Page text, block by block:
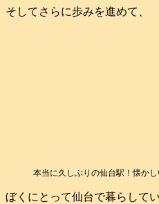
そしてさらに歩みを進めて、
本当に久しぶりの仙台駅！懐かし
ぼくにとって仙台で暮らして